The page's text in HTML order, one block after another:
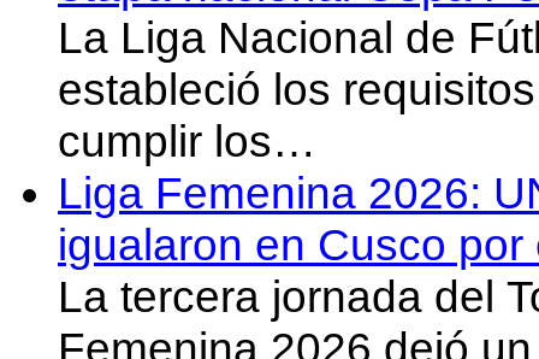
La Liga Nacional de
estableció los
cumplir los…
Liga Femenina 2026:
igualaron en Cusco
La tercera jornada del
Femenina 2026 dejó